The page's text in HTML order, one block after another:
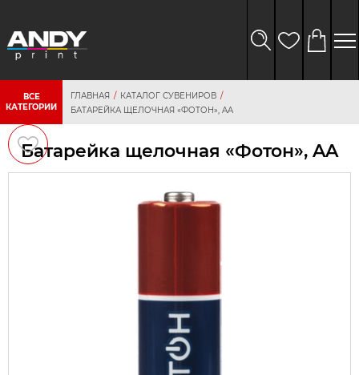
ВСЕ
КАТЕГОРИИ
ГЛАВНАЯ
КАТАЛОГ СУВЕНИРОВ
БАТАРЕЙКА ЩЕЛОЧНАЯ «ФОТОН», AA
Батарейка щелочная «Фотон», AA